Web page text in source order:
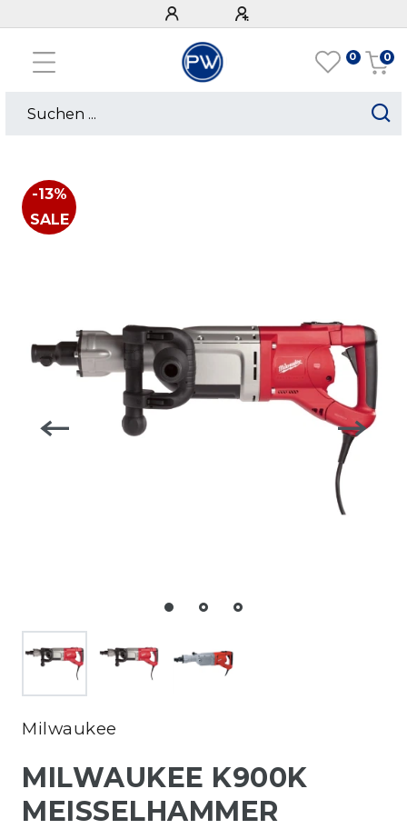
0 0
-13%
SALE
Milwaukee
MILWAUKEE K900K
MEISSELHAMMER